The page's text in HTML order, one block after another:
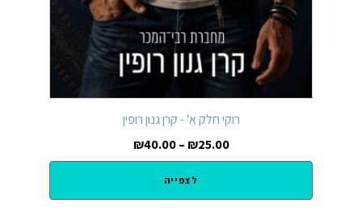
רוקי חלק א' - קרן גנון רופין
₪25.00
–
₪40.00
לצפייה